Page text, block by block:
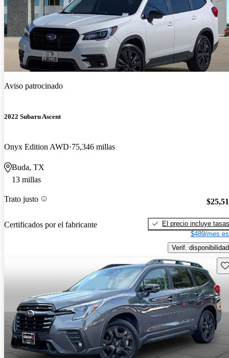
Aviso patrocinado
2022 Subaru Ascent
Onyx Edition AWD 75,346 millas
Buda, TX
13 millas
Trato justo
Certificados por el fabricante
El precio incluye tasas
$489/mes
Verif. disponibilidad